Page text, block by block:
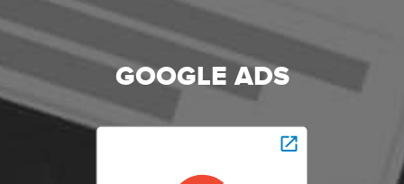
GOOGLE ADS